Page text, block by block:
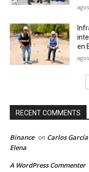
en
RECENT COMMENTS
Binance on Carlos
Elena
A WordPress Commenter